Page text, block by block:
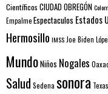
Científicos CIUDAD OBREGÓN
EmpalmeEspectaculos Estados
Hermosillo IMSS Joe Biden
MundoNiños Nogales
Salud Sedena sonora Texas